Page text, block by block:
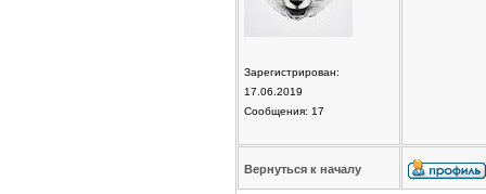
Зарегистрирован:
17.06.2019
Сообщения: 17
Вернуться к началу